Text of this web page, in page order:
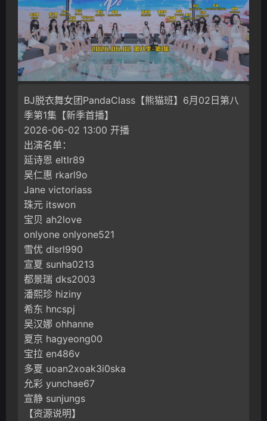
BJ脱衣舞女团PandaClass【熊猫班】6月02日第八
季第1集【新季首播】
2026-06-02 13:00 开播
出演名单：
延诗恩 eltlr89
吴仁惠 rkarl9o
Jane victoriass
珠元 itswon
宝贝 ah2love
onlyone onlyone521
雪优 dlsrl990
宣夏 sunha0213
都景瑞 dks2003
潘熙珍 hiziny
希东 hncspj
吴汉娜 ohhanne
夏京 hagyeong00
宝拉 en486v
多夏 uoan2xoak3i0ska
允彩 yunchae67
宣静 sunjungs
【资源说明】